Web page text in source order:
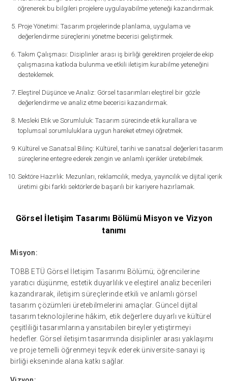
öğrenerek bu bilgileri projelere uygulayabilme yeteneği kazandırmak.
Proje Yönetimi: Tasarım projelerinde planlama, uygulama ve
değerlendirme süreçlerini yönetme becerisi geliştirmek.
Takım Çalışması: Disiplinler arası iş birliği gerektiren projelerde ekip
çalışmasına katkıda bulunma ve etkili iletişim kurabilme yeteneğini
desteklemek.
Eleştirel Düşünce ve Analiz: Görsel tasarımları eleştirel bir gözle
değerlendirme ve analiz etme becerisi kazandırmak.
Mesleki Etik ve Sorumluluk: Tasarım sürecinde etik kurallara ve
toplumsal sorumluluklara uygun hareket etmeyi öğretmek.
Kültürel ve Sanatsal Bilinç: Kültürel, tarihi ve sanatsal değerleri tasarım
süreçlerine entegre ederek zengin ve anlamlı içerikler üretebilmek.
Sektöre Hazırlık: Mezunları, reklamcılık, medya, yayıncılık ve dijital içerik
üretimi gibi farklı sektörlerde başarılı bir kariyere hazırlamak.
Görsel İletişim Tasarımı Bölümü Misyon ve Vizyon
tanımı
Misyon:
TOBB ETÜ Görsel İletişim Tasarımı Bölümü; öğrencilerine
yaratıcı düşünme, estetik duyarlılık ve eleştirel analiz becerileri
kazandırarak, iletişim süreçlerinde etkili ve anlamlı görsel
tasarım çözümleri üretebilmelerini amaçlar. Güncel dijital
tasarım teknolojilerine hâkim, etik değerlere duyarlı ve kültürel
çeşitliliği tasarımlarına yansıtabilen bireyler yetiştirmeyi
hedefler. Görsel iletişim tasarımında disiplinler arası yaklaşımı
ve proje temelli öğrenmeyi teşvik ederek üniversite-sanayi iş
birliği ekseninde alana katkı sağlar.